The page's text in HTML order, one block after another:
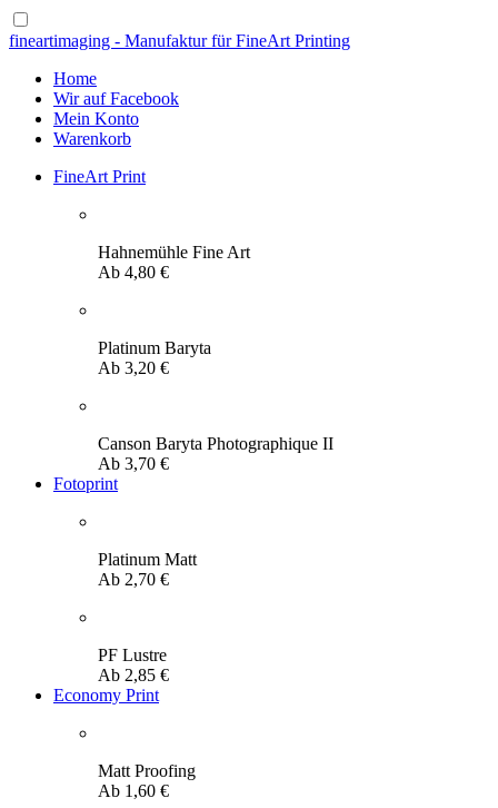
fineartimaging - Manufaktur für FineArt Printing
Home
Wir auf Facebook
Mein Konto
Warenkorb
FineArt Print
Hahnemühle Fine Art
Ab 4,80 €
Platinum Baryta
Ab 3,20 €
Canson Baryta Photographique II
Ab 3,70 €
Fotoprint
Platinum Matt
Ab 2,70 €
PF Lustre
Ab 2,85 €
Economy Print
Matt Proofing
Ab 1,60 €